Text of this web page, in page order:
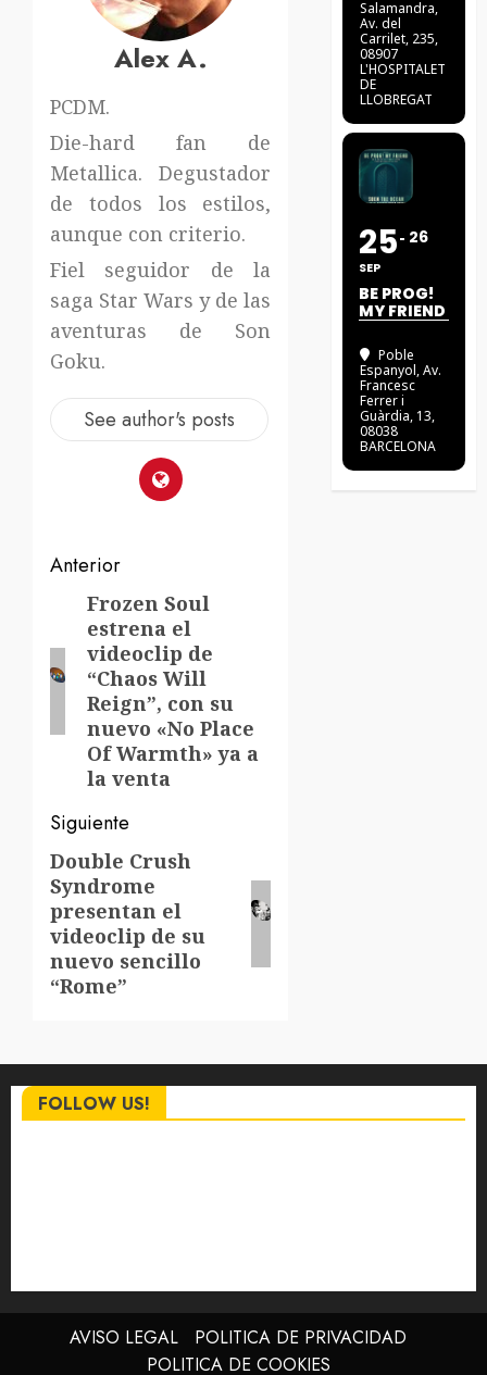
Alex A.
PCDM.
Die-hard fan de
Metallica. Degustador
de todos los estilos,
aunque con criterio.
Fiel seguidor de la
saga Star Wars y de las
aventuras de Son
Goku.
See author's posts
Navegación
de
entradas
Anterior
Entrada
anterior:
Frozen Soul
estrena el
videoclip de
“Chaos Will
Reign”, con su
nuevo «No Place
Of Warmth» ya a
la venta
Siguiente
Siguiente
entrada:
Double Crush
Syndrome
presentan el
videoclip de su
nuevo sencillo
“Rome”
Salamandra,
Av. del
Carrilet, 235,
08907
L'HOSPITALET
DE
LLOBREGAT
25
SEP
26
BE PROG!
MY FRIEND
Poble
Espanyol, Av.
Francesc
Ferrer i
Guàrdia, 13,
08038
BARCELONA
FOLLOW US!
AVISO LEGAL
POLITICA DE PRIVACIDAD
POLITICA DE COOKIES